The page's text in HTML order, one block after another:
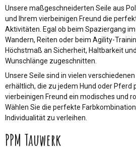
Unsere maßgeschneiderten Seile aus
und Ihrem vierbeinigen Freund die
Aktivitäten. Egal ob beim Spaziergang
Wandern, Reiten oder beim Agility-
Höchstmaß an Sicherheit, Haltbarkeit
Wunschlänge zugeschnitten.
Unsere Seile sind in vielen
erhältlich, die zu jedem Hund oder Pferd
vierbeinigen Freund ein modisches und
Wählen Sie die perfekte
Individualität zu verleihen.
PPM Tauwerk